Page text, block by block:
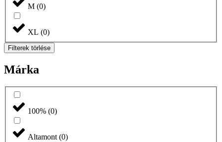
M (0)
XL (0)
Filterek törlése
Márka
100% (0)
Altamont (0)